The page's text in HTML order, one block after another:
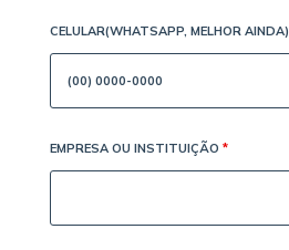
CELULAR(WHATSAPP, MELHOR AINDA)
EMPRESA OU INSTITUIÇÃO *